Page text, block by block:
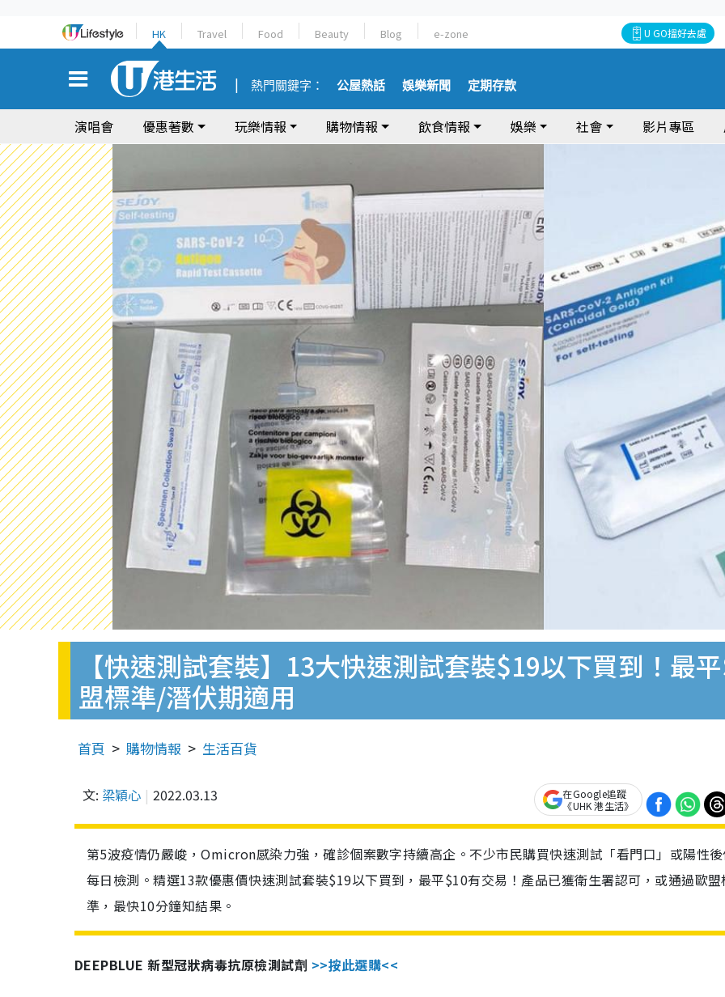
HK Travel Food Beauty Blog e-zone U GO搵好去處
熱門關鍵字： 公屋熱話 娛樂新聞 定期存款
演唱會 優惠著數 玩樂情報 購物情報 飲食情報 娛樂 社會 影片專區
【快速測試套裝】13大快速測試套裝$19以下買到！最
盟標準/潛伏期適用
首頁 購物情報 生活百貨
文: 梁穎心 2022.03.13
在Google追蹤
《UHK 港生活》
第5波疫情仍嚴峻，Omicron感染力強，確診個案數字持續高企。不少市民購買快速測試「看門口」或陽性
每日檢測。精選13款優惠價快速測試套裝$19以下買到，最平$10有交易！產品已獲衛生署認可，或通過歐盟
準，最快10分鐘知結果。
DEEPBLUE 新型冠狀病毒抗原檢測試劑 >>按此選購<<